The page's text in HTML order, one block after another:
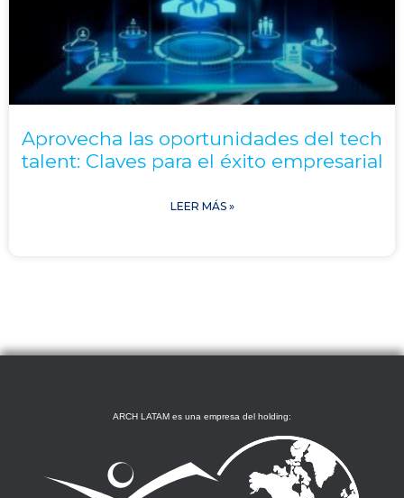
Aprovecha las oportunidades del tech
talent: Claves para el éxito empresarial
LEER MÁS »
ARCH LATAM es una empresa del holding: